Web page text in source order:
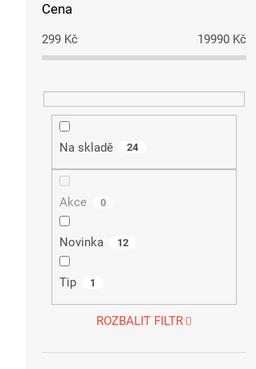
Cena
299 Kč 19990 Kč
Na skladě 24
Akce 0
Novinka 12
Tip 1
ROZBALIT FILTR